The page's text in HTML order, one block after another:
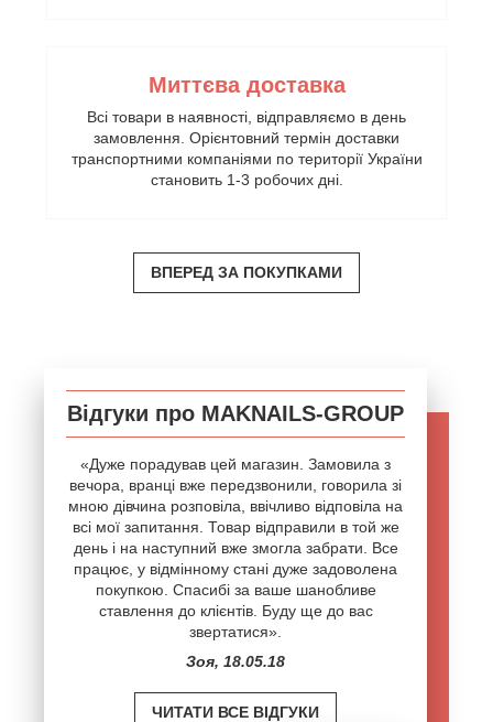
Миттєва доставка
Всі товари в наявності, відправляємо в день
замовлення. Орієнтовний термін доставки
транспортними компаніями по території України
становить 1-3 робочих дні.
ВПЕРЕД ЗА ПОКУПКАМИ
Відгуки про MAKNAILS-GROUP
«Дуже порадував цей магазин. Замовила з
вечора, вранці вже передзвонили, говорила зі
мною дівчина розповіла, ввічливо відповіла на
всі мої запитання. Товар відправили в той же
день і на наступний вже змогла забрати. Все
працює, у відмінному стані дуже задоволена
покупкою. Спасибі за ваше шанобливе
ставлення до клієнтів. Буду ще до вас
звертатися».
Зоя, 18.05.18
ЧИТАТИ ВСЕ ВІДГУКИ